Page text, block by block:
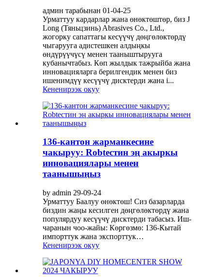
админ тарабынан 01-04-25
Урматтуу кардарлар жана өнөктөштөр, биз J
Long (Тяньцзинь) Abrasives Co., Ltd.,
жогорку сапаттагы кесүүчү дөңгөлөктөрдү
чыгарууга адистешкен алдыңкы
өндүрүүчүсү менен тааныштырууга
кубанычтабыз. Көп жылдык тажрыйба жана
инновацияларга берилгендик менен биз
ишенимдүү кесүүчү дисктерди жана i...
Кененирээк окуу
136-кантон жарманкесине
чакыруу: Robtecтин эң акыркы
инновациялары менен
таанышыңыз
by admin 29-09-24
Урматтуу Баалуу өнөктөш! Сиз базарларда
биздин жаңы кесилген дөңгөлөктөрдү жана
популярдуу кесүүчү дисктерди табасыз. Иш-
чаранын чоо-жайы: Көргөзмө: 136-Кытай
импорттук жана экспорттук…
Кененирээк окуу